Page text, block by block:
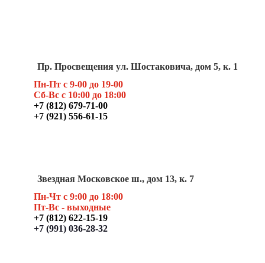
Пр. Просвещения ул. Шостаковича, дом 5, к. 1
Пн-Пт с 9-00 до 19-00
Сб-Вс с 10:00 до 18:00
+7 (812) 679-71-00
+7 (921) 556-61-15
Звездная Московское ш., дом 13, к. 7
Пн-Чт с 9:00 до 18:00
Пт-Вс - выходные
+7 (812) 622-15-19
+7 (991) 036-28-32